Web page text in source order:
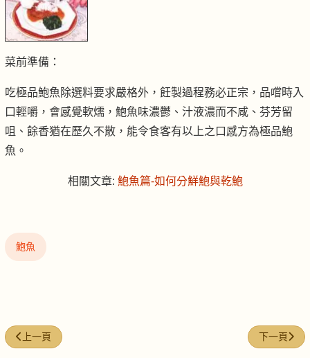
菜前準備：
吃極品鮑魚除選料要求嚴格外，飪製過程務必正宗，品嚐時入
口輕嚼，會感覺軟燸，鮑魚味濃鬱、汁液濃而不咸、芬芳留
咀、餘香猶在歷久不散，能令食客有以上之口感方為極品鮑
魚。
相關文章: 鮑魚篇-如何分鮮鮑與乾鮑
鮑魚
上一篇文章: 鮑參翅肚-參考圖解
上一頁 下一篇文章
下一頁